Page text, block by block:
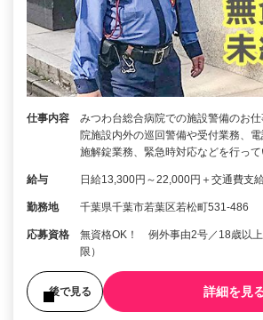
仕事内容
みつわ台総合病院での施設警備のお
院施設内外の巡回警備や受付業務、
施解錠業務、緊急時対応などを行っ
給与 日給13,300円～22,000円＋交通費支
勤務地 千葉県千葉市若葉区若松町531-486
応募資格
無資格OK！ 例外事由2号／18歳以
限）
後で見る 詳細を見